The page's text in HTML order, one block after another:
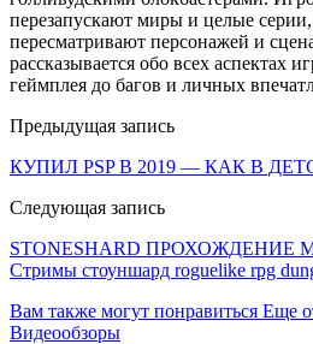
перезапускают миры и целые
пересматривают персонажей и
рассказывается обо всех аспектах
геймплея до багов и личных
Предыдущая запись
КУПИЛ PSP В 2019 — КАК В
Следующая запись
STONESHARD ПРОХОЖДЕНИЕ
Стримы стоуншард roguelike rpg
Вам также могут понравиться Еще
Видеообзоры